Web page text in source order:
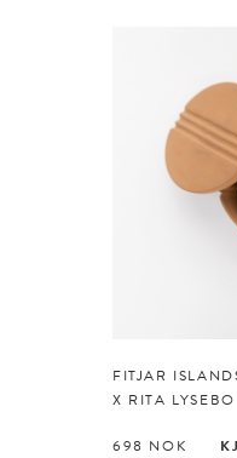
FITJAR
X RITA
698 NOK